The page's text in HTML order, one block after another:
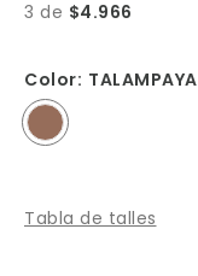
3 de $4.966
Color: TALAMPAYA
Tabla de talles